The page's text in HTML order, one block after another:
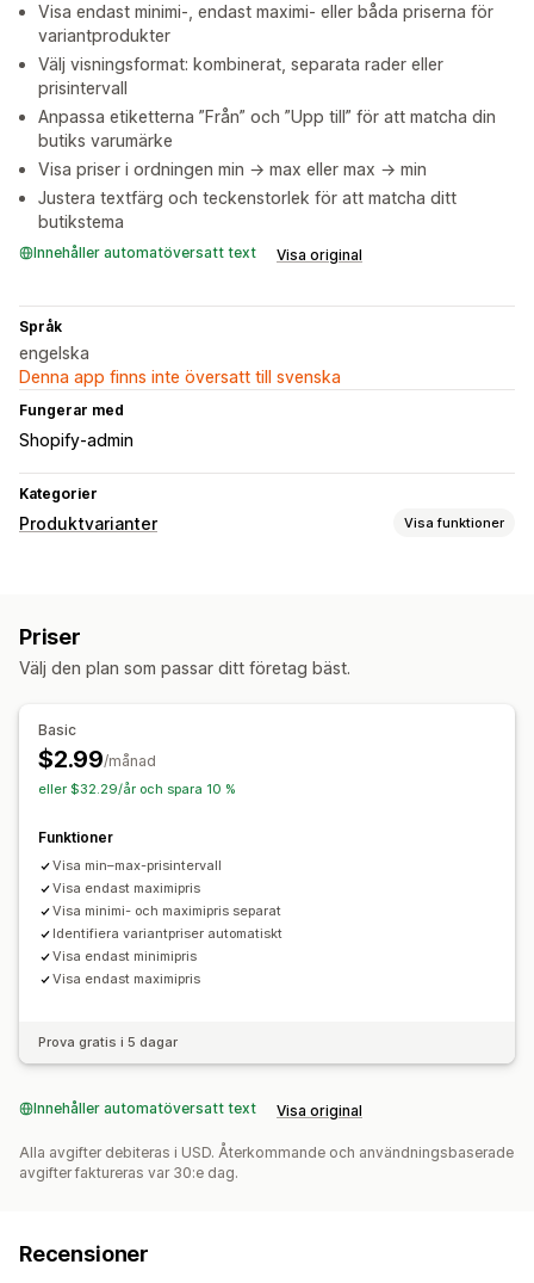
Visa endast minimi-, endast maximi- eller båda priserna för
variantprodukter
Välj visningsformat: kombinerat, separata rader eller
prisintervall
Anpassa etiketterna ”Från” och ”Upp till” för att matcha din
butiks varumärke
Visa priser i ordningen min → max eller max → min
Justera textfärg och teckenstorlek för att matcha ditt
butikstema
Innehåller automatöversatt text Visa original
Språk
engelska
Denna app finns inte översatt till svenska
Fungerar med
Shopify-admin
Kategorier
Produktvarianter Visa funktioner
Priser
Välj den plan som passar ditt företag bäst.
Basic
$2.99/månad
eller $32.29/år och spara 10 %
Funktioner
Visa min–max-prisintervall
Visa endast maximipris
Visa minimi- och maximipris separat
Identifiera variantpriser automatiskt
Visa endast minimipris
Visa endast maximipris
Prova gratis i 5 dagar
Innehåller automatöversatt text Visa original
Alla avgifter debiteras i USD. Återkommande och användningsbaserade
avgifter faktureras var 30:e dag.
Recensioner